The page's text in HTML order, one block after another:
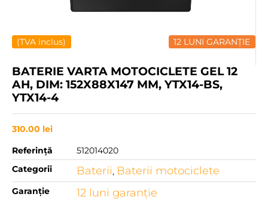
12 LUNI GARANȚIE
(TVA inclus)
BATERIE VARTA MOTOCICLETE GEL 12
AH, DIM: 152X88X147 MM, YTX14-BS,
YTX14-4
310.00 lei
Referință
512014020
Categorii
Baterii, Baterii motociclete
Garanție 12 luni garanţie